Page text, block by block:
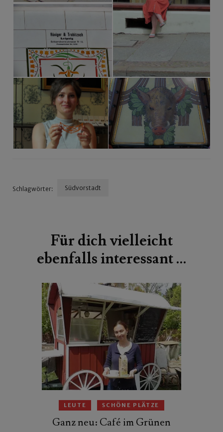
Schlagwörter: Südvorstadt
Für dich vielleicht
ebenfalls interessant …
LEUTE SCHÖNE PLÄTZE
Ganz neu: Café im Grünen